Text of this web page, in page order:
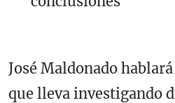
José Maldonado
que lleva investigando